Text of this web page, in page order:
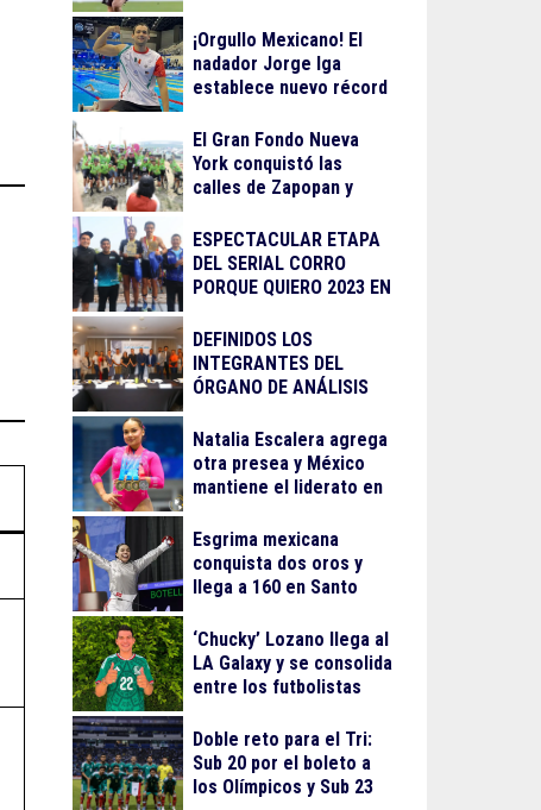
¡Orgullo Mexicano! El
nadador Jorge Iga
establece nuevo récord
El Gran Fondo Nueva
York conquistó las
calles de Zapopan y
ESPECTACULAR ETAPA
DEL SERIAL CORRO
PORQUE QUIERO 2023 EN
OBLATOS
DEFINIDOS LOS
INTEGRANTES DEL
ÓRGANO DE ANÁLISIS
RECONOCIMIENTO AL
MÉRITO DEPORTIVO
2023
Natalia Escalera agrega
otra presea y México
mantiene el liderato en
Esgrima mexicana
conquista dos oros y
llega a 160 en Santo
‘Chucky’ Lozano llega al
LA Galaxy y se consolida
entre los futbolistas
MLS
Doble reto para el Tri:
Sub 20 por el boleto a
los Olímpicos y Sub 23